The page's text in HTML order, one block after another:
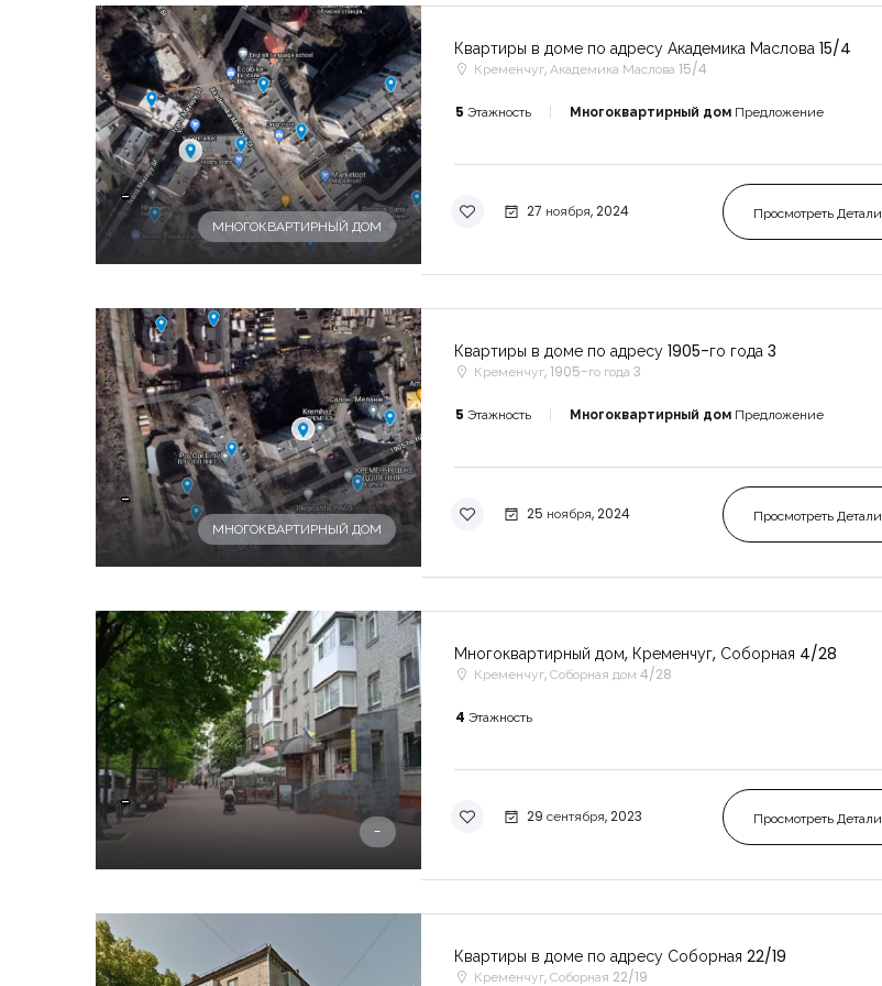
-
МНОГОКВАРТИРНЫЙ ДОМ
Квартиры в доме по адресу Академика Маслова 15/4
Кременчуг, Академика Маслова 15/4
5 Этажность Многоквартирный дом Предложение
27 ноября, 2024 Просмотреть Детали
-
МНОГОКВАРТИРНЫЙ ДОМ
Квартиры в доме по адресу 1905-го года 3
Кременчуг, 1905-го года 3
5 Этажность Многоквартирный дом Предложение
25 ноября, 2024 Просмотреть Детали
-
-
Многоквартирный дом, Кременчуг, Соборная 4/28
Кременчуг, Соборная дом 4/28
4 Этажность
29 сентября, 2023 Просмотреть Детали
Квартиры в доме по адресу Соборная 22/19
Кременчуг, Соборная 22/19